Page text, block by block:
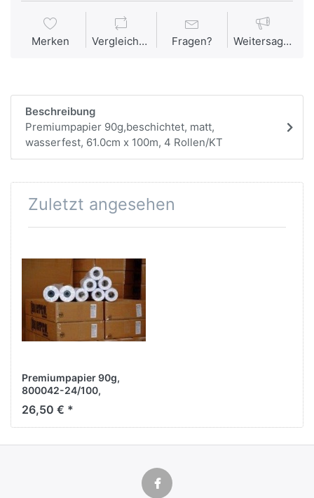
Merken Vergleichen Fragen? Weitersagen
Beschreibung
Premiumpapier 90g,beschichtet, matt,
wasserfest, 61.0cm x 100m, 4 Rollen/KT
Zuletzt angesehen
Premiumpapier 90g,
800042-24/100,
beschichtet, matt,
wasserfest, 61.0cm x
100m, 4 Rollen/KT
26,50 € *